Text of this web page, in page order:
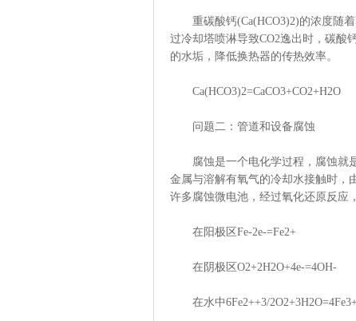
重碳酸钙(Ca(HCO3)2)的浓度随着
过冷却塔喷淋导致CO2逸出时，碳酸
的水垢，降低换热器的传热效率。
Ca(HCO3)2=CaCO3+CO2+H2O
问题二：管道和设备腐蚀
腐蚀是一个电化学过程，腐蚀就是
金属与溶解有氧气的冷却水接触时，
许多腐蚀微电池，经过氧化还原反应
在阳极区Fe-2e-=Fe2+
在阴极区O2+2H2O+4e-=4OH-
在水中6Fe2++3/